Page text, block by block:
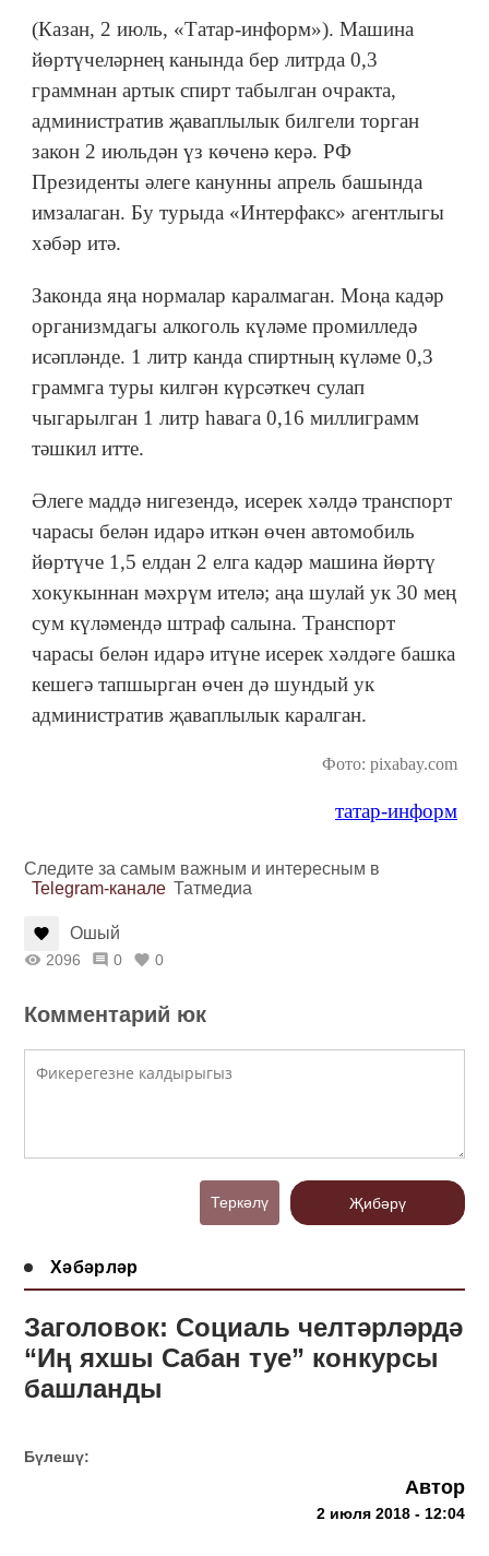
(Казан, 2 июль, «Татар-информ»). Машина
йөртүчеләрнең канында бер литрда 0,3
граммнан артык спирт табылган очракта,
административ җаваплылык билгели торган
закон 2 июльдән үз көченә керә. РФ
Президенты әлеге канунны апрель башында
имзалаган. Бу турыда «Интерфакс» агентлыгы
хәбәр итә.
Законда яңа нормалар каралмаган. Моңа кадәр
организмдагы алкоголь күләме промилледә
исәпләнде. 1 литр канда спиртның күләме 0,3
граммга туры килгән күрсәткеч сулап
чыгарылган 1 литр һавага 0,16 миллиграмм
тәшкил итте.
Әлеге маддә нигезендә, исерек хәлдә транспорт
чарасы белән идарә иткән өчен автомобиль
йөртүче 1,5 елдан 2 елга кадәр машина йөртү
хокукыннан мәхрүм ителә; аңа шулай ук 30 мең
сум күләмендә штраф салына. Транспорт
чарасы белән идарә итүне исерек хәлдәге башка
кешегә тапшырган өчен дә шундый ук
административ җаваплылык каралган.
Фото: pixabay.com
татар-информ
Следите за самым важным и интересным в
Telegram-канале Татмедиа
Ошый
2096 0 0
Комментарий юк
Теркәлү Җибәрү
Хәбәрләр
Заголовок: Социаль челтәрләрдә
“Иң яхшы Сабан туе” конкурсы
башланды
Бүлешү:
Автор
2 июля 2018 - 12:04